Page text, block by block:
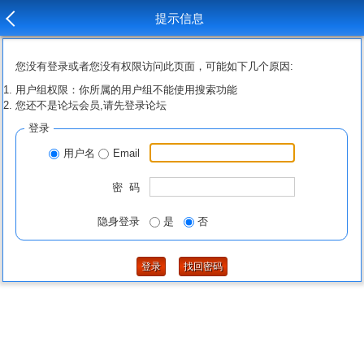
提示信息
您没有登录或者您没有权限访问此页面，可能如下几个原因:
用户组权限：你所属的用户组不能使用搜索功能
您还不是论坛会员,请先登录论坛
登录
用户名 Email
密 码
隐身登录 是 否